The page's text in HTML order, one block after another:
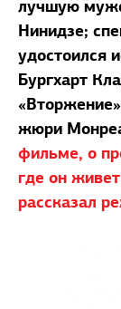
лучшую
Нинидзе;
удостоился
Бургхарт
жюри
фильме, о
где он
рассказал